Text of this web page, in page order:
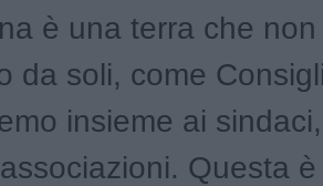
è una terra che
da soli, come
insieme ai
Questa